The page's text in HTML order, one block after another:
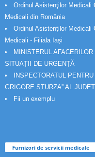
Ordinul Asistenţilor Medicali
Medicali din România
Ordinul Asistenţilor Medicali
Medicali - Filiala Iași
MINISTERUL
SITUAȚII DE URGENȚĂ
INSPECTORATUL
GRIGORE STURZA” AL
Fii un exemplu
Furnizori de servicii medicale